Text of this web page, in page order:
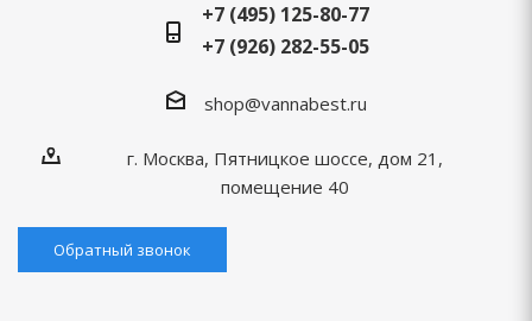
+7 (495) 125-80-77
+7 (926) 282-55-05
shop@vannabest.ru
г. Москва, Пятницкое шоссе, дом 21,
помещение 40
Обратный звонок